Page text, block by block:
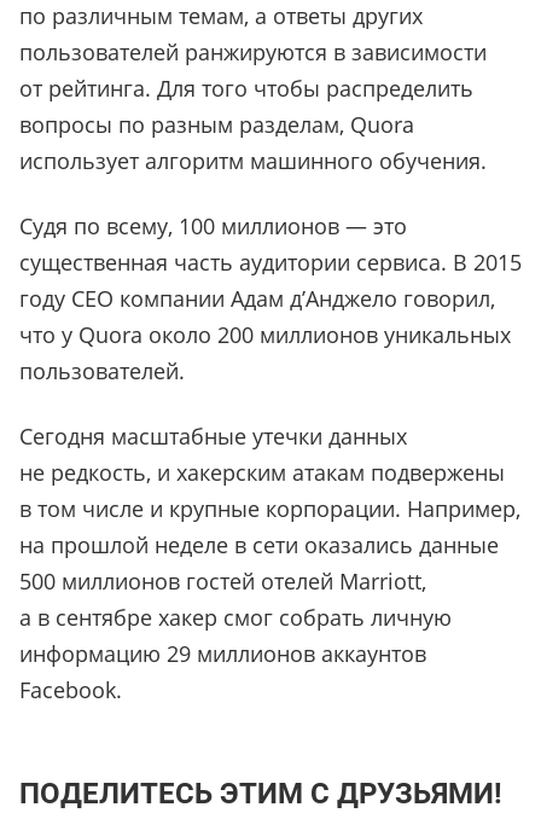
по различным темам, а ответы других
пользователей ранжируются в зависимости
от рейтинга. Для того чтобы распределить
вопросы по разным разделам, Quora
использует алгоритм машинного обучения.
Судя по всему, 100 миллионов — это
существенная часть аудитории сервиса. В 2015
году CEO компании Адам д’Анджело говорил,
что у Quora около 200 миллионов уникальных
пользователей.
Сегодня масштабные утечки данных
не редкость, и хакерским атакам подвержены
в том числе и крупные корпорации. Например,
на прошлой неделе в сети оказались данные
500 миллионов гостей отелей Marriott,
а в сентябре хакер смог собрать личную
информацию 29 миллионов аккаунтов
Facebook.
ПОДЕЛИТЕСЬ ЭТИМ С ДРУЗЬЯМИ!